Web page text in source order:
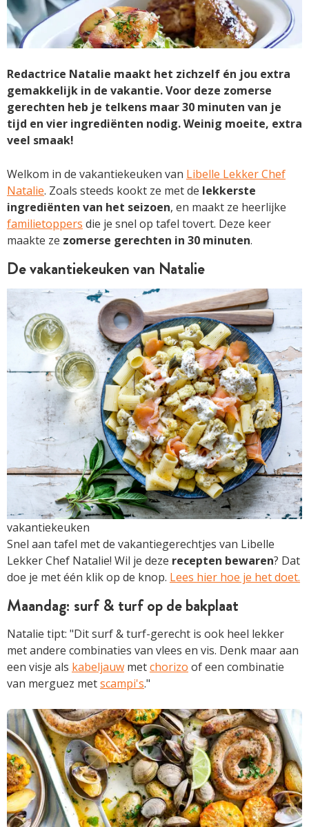
Redactrice Natalie maakt het zichzelf én jou extra
gemakkelijk in de vakantie. Voor deze zomerse
gerechten heb je telkens maar 30 minuten van je
tijd en vier ingrediënten nodig. Weinig moeite, extra
veel smaak!
Welkom in de vakantiekeuken van Libelle Lekker Chef
Natalie. Zoals steeds kookt ze met de lekkerste
ingrediënten van het seizoen, en maakt ze heerlijke
familietoppers die je snel op tafel tovert. Deze keer
maakte ze zomerse gerechten in 30 minuten.
De vakantiekeuken van Natalie
vakantiekeuken
Snel aan tafel met de vakantiegerechtjes van Libelle
Lekker Chef Natalie! Wil je deze recepten bewaren? Dat
doe je met één klik op de knop. Lees hier hoe je het doet.
Maandag: surf & turf op de bakplaat
Natalie tipt: "Dit surf & turf-gerecht is ook heel lekker
met andere combinaties van vlees en vis. Denk maar aan
een visje als kabeljauw metchorizo of een combinatie
van merguez metscampi's."